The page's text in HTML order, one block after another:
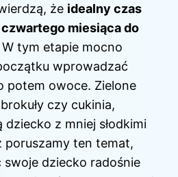
że idealny czas
czwartego miesiąca do
W tym etapie mocno
wprowadzać
potem owoce. Zielone
czy cukinia,
dziecko z mniej słodkimi
poruszamy ten temat,
swoje dziecko radośnie